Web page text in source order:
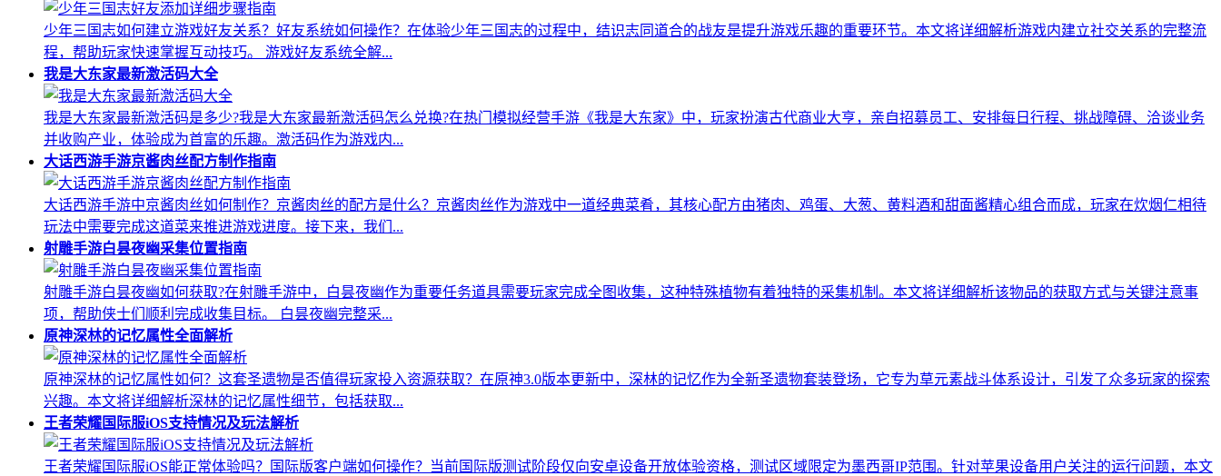
少年三国志如何建立游戏好友关系？好友系统如何操作？在体验少年三国志的过程中，结识志同道合的战友是提升游戏乐趣的重要环节。本文将详细解析游戏内建立社交关系的完整流
程，帮助玩家快速掌握互动技巧。 游戏好友系统全解...
我是大东家最新激活码大全
我是大东家最新激活码是多少?我是大东家最新激活码怎么兑换?在热门模拟经营手游《我是大东家》中，玩家扮演古代商业大亨，亲自招募员工、安排每日行程、挑战障碍、洽谈业务
并收购产业，体验成为首富的乐趣。激活码作为游戏内...
大话西游手游京酱肉丝配方制作指南
大话西游手游中京酱肉丝如何制作？京酱肉丝的配方是什么？京酱肉丝作为游戏中一道经典菜肴，其核心配方由猪肉、鸡蛋、大葱、黄料酒和甜面酱精心组合而成，玩家在炊烟仁相待
玩法中需要完成这道菜来推进游戏进度。接下来，我们...
射雕手游白昙夜幽采集位置指南
射雕手游白昙夜幽如何获取?在射雕手游中，白昙夜幽作为重要任务道具需要玩家完成全图收集，这种特殊植物有着独特的采集机制。本文将详细解析该物品的获取方式与关键注意事
项，帮助侠士们顺利完成收集目标。 白昙夜幽完整采...
原神深林的记忆属性全面解析
原神深林的记忆属性如何？这套圣遗物是否值得玩家投入资源获取？在原神3.0版本更新中，深林的记忆作为全新圣遗物套装登场，它专为草元素战斗体系设计，引发了众多玩家的探索
兴趣。本文将详细解析深林的记忆属性细节，包括获取...
王者荣耀国际服iOS支持情况及玩法解析
王者荣耀国际服iOS能正常体验吗？国际版客户端如何操作？当前国际版测试阶段仅向安卓设备开放体验资格，测试区域限定为墨西哥IP范围。针对苹果设备用户关注的运行问题，本文